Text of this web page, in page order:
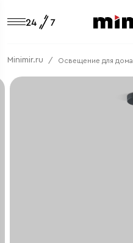
Minimir.ru Освещение для дома